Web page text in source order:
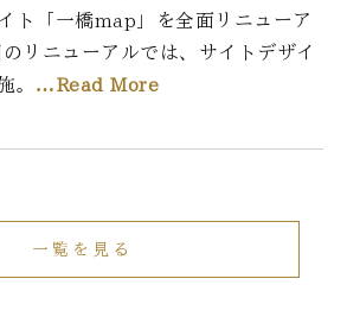
ト「一橋map」を全面リニューア
リニューアルでは、サイトデザイ
。 …Read More
一覧を見る